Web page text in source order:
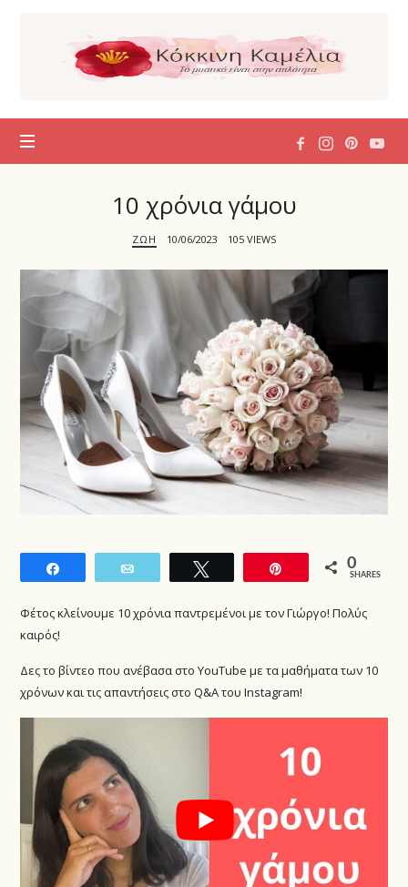
Κόκκινη
Καμέλια
10 χρόνια γάμου
ΖΩΉ 10/06/2023 105 VIEWS
0
SHARES
Φέτος κλείνουμε 10 χρόνια παντρεμένοι με τον Γιώργο! Πολύς
καιρός!
Δες το βίντεο που ανέβασα στο YouTube με τα μαθήματα των 10
χρόνων και τις απαντήσεις στο Q&A του Instagram!